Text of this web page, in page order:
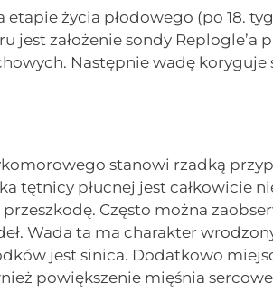
życia płodowego (po 18.
założenie sondy Replogle’a
Następnie wadę koryguje
stanowi rzadką
tętnicy płucnej jest całkowicie
Często można
Wada ta ma charakter
jest sinica. Dodatkowo
powiększenie mięśnia